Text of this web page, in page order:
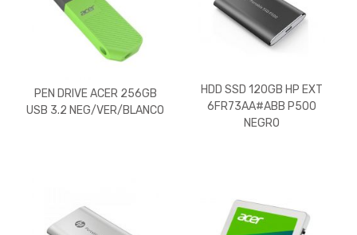
PEN DRIVE ACER 256GB
USB 3.2 NEG/VER/BLANCO
HDD SSD 120GB HP EXT
6FR73AA#ABB P500
NEGRO